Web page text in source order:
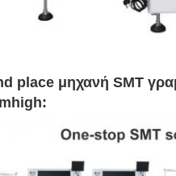
place μηχανή SMT